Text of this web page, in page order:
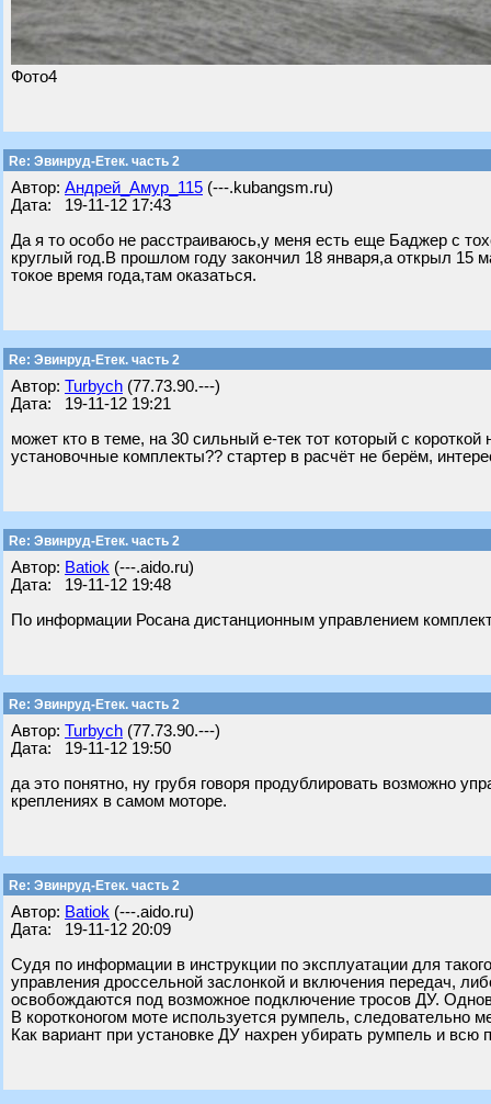
Фото4
Re: Эвинруд-Етек. часть 2
Автор: Андрей_Амур_115 (---.kubangsm.ru)
Дата: 19-11-12 17:43
Да я то особо не расстраиваюсь,у меня есть еще Баджер с
круглый год.В прошлом году закончил 18 января,а открыл 15
токое время года,там оказаться.
Re: Эвинруд-Етек. часть 2
Автор: Turbych (77.73.90.---)
Дата: 19-11-12 19:21
может кто в теме, на 30 сильный е-тек тот который с
установочные комплекты?? стартер в расчёт не берём,
Re: Эвинруд-Етек. часть 2
Автор: Batiok (---.aido.ru)
Дата: 19-11-12 19:48
По информации Росана дистанционным управлением
Re: Эвинруд-Етек. часть 2
Автор: Turbych (77.73.90.---)
Дата: 19-11-12 19:50
да это понятно, ну грубя говоря продублировать возможно
креплениях в самом моторе.
Re: Эвинруд-Етек. часть 2
Автор: Batiok (---.aido.ru)
Дата: 19-11-12 20:09
Судя по информации в инструкции по эксплуатации для
управления дроссельной заслонкой и включения передач,
освобождаются под возможное подключение тросов ДУ.
В коротконогом моте используется румпель, следовательно
Как вариант при установке ДУ нахрен убирать румпель и